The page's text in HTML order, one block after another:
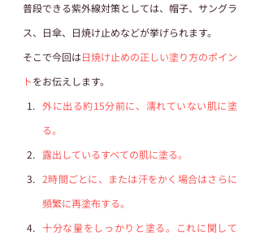
普段できる紫外線対策としては、帽子、サングラ
ス、日傘、日焼け止めなどが挙げられます。
そこで今回は日焼け止めの正しい塗り方のポイン
トをお伝えします。
外に出る約15分前に、濡れていない肌に塗
る。
露出しているすべての肌に塗る。
2時間ごとに、または汗をかく場合はさらに
頻繁に再塗布する。
十分な量をしっかりと塗る。これに関して